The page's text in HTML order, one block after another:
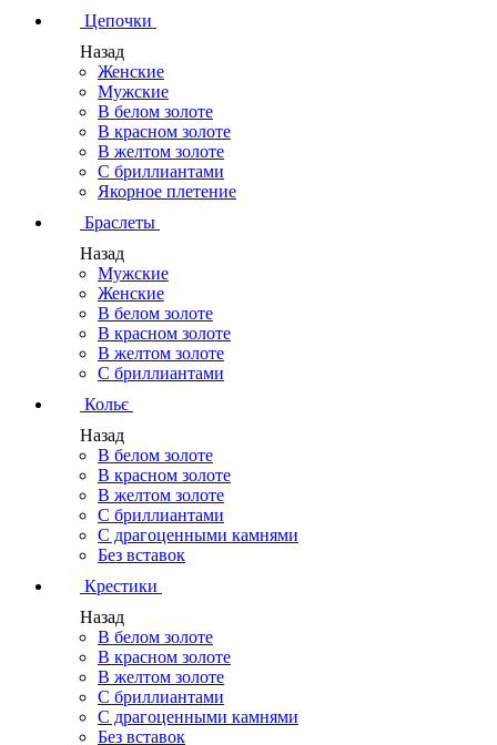
Цепочки
Назад
Женские
Мужские
В белом золоте
В красном золоте
В желтом золоте
С бриллиантами
Якорное плетение
Браслеты
Назад
Мужские
Женские
В белом золоте
В красном золоте
В желтом золоте
С бриллиантами
Кольє
Назад
В белом золоте
В красном золоте
В желтом золоте
С бриллиантами
С драгоценными камнями
Без вставок
Крестики
Назад
В белом золоте
В красном золоте
В желтом золоте
С бриллиантами
С драгоценными камнями
Без вставок